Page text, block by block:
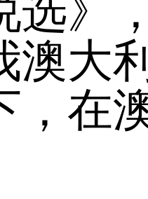
选》
澳大
，在